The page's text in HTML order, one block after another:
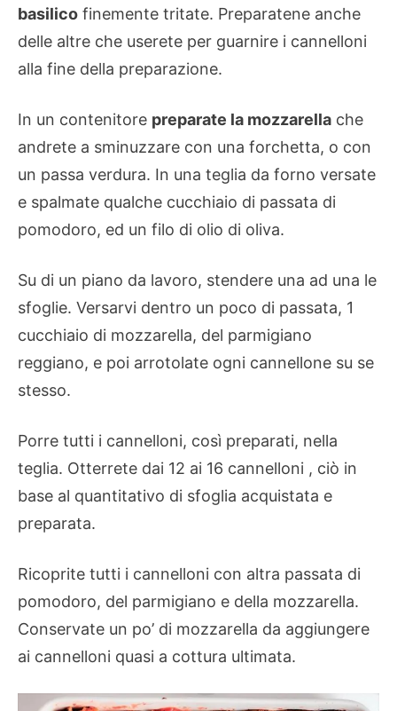
basilico finemente tritate. Preparatene anche
delle altre che userete per guarnire i cannelloni
alla fine della preparazione.
In un contenitore preparate la mozzarella che
andrete a sminuzzare con una forchetta, o con
un passa verdura. In una teglia da forno versate
e spalmate qualche cucchiaio di passata di
pomodoro, ed un filo di olio di oliva.
Su di un piano da lavoro, stendere una ad una le
sfoglie. Versarvi dentro un poco di passata, 1
cucchiaio di mozzarella, del parmigiano
reggiano, e poi arrotolate ogni cannellone su se
stesso.
Porre tutti i cannelloni, così preparati, nella
teglia. Otterrete dai 12 ai 16 cannelloni , ciò in
base al quantitativo di sfoglia acquistata e
preparata.
Ricoprite tutti i cannelloni con altra passata di
pomodoro, del parmigiano e della mozzarella.
Conservate un po’ di mozzarella da aggiungere
ai cannelloni quasi a cottura ultimata.